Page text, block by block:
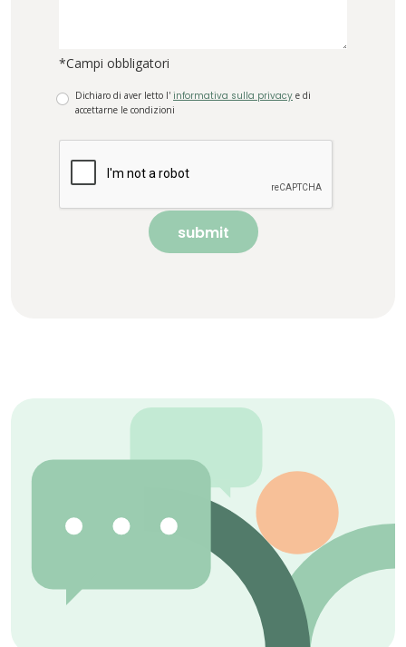
*Campi obbligatori
Dichiaro di aver letto l' informativa sulla privacy e di
accettarne le condizioni
submit